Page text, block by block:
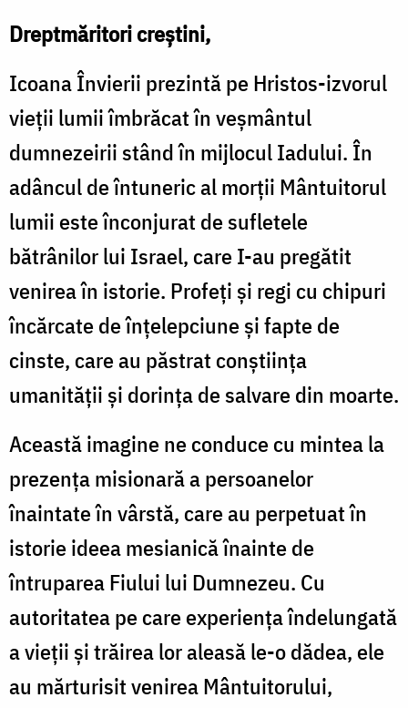
Dreptmăritori creștini,
Icoana Învierii prezintă pe Hristos-izvorul
vieții lumii îmbrăcat în veșmântul
dumnezeirii stând în mijlocul Iadului. În
adâncul de întuneric al morții Mântuitorul
lumii este înconjurat de sufletele
bătrânilor lui Israel, care I-au pregătit
venirea în istorie. Profeți și regi cu chipuri
încărcate de înțelepciune și fapte de
cinste, care au păstrat conștiința
umanității și dorința de salvare din moarte.
Această imagine ne conduce cu mintea la
prezența misionară a persoanelor
înaintate în vârstă, care au perpetuat în
istorie ideea mesianică înainte de
întruparea Fiului lui Dumnezeu. Cu
autoritatea pe care experiența îndelungată
a vieții și trăirea lor aleasă le-o dădea, ele
au mărturisit venirea Mântuitorului,